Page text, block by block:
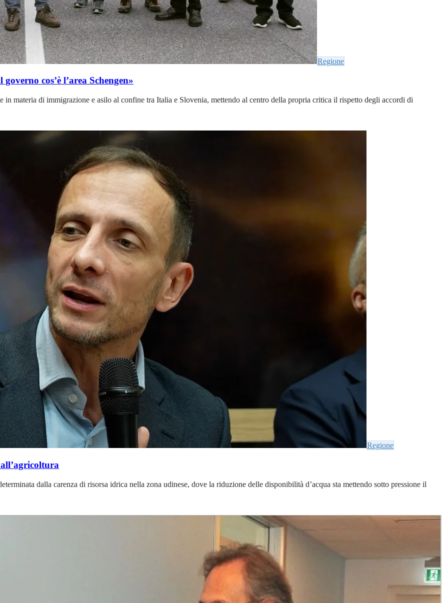
Regione
cos’è l’area Schengen»
materia di immigrazione e asilo al confine tra Italia e Slovenia, mettendo al centro della propria critica il rispetto degli accordi di
Regione
dalla carenza di risorsa idrica nella zona udinese, dove la riduzione delle disponibilità d’acqua sta mettendo sotto pressione il